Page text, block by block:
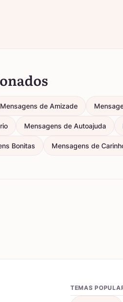
Mensagens de Amizade
Mensagens de Autoajuda
Bonitas Mensagens de
TEMAS